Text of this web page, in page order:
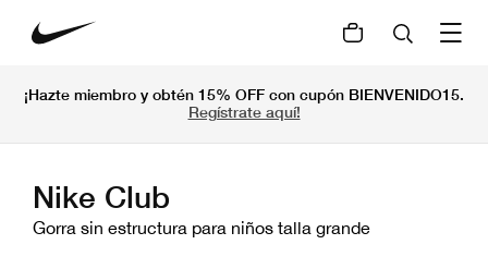
¡Hazte miembro y obtén 15% OFF con cupón BIENVENIDO15.
Regístrate aquí!
Nike Club
Gorra sin estructura para niños talla grande